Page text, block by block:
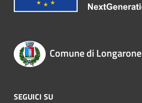
Comune di Longarone
SEGUICI SU